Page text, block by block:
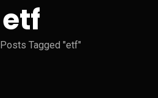
etf
Posts Tagged "etf"